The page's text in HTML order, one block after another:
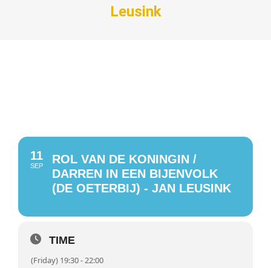
Leusink
11
SEP
ROL VAN DE KONINGIN /
DARREN IN EEN BIJENVOLK
(DE OETERBIJ) - JAN LEUSINK
TIME
(Friday) 19:30 - 22:00